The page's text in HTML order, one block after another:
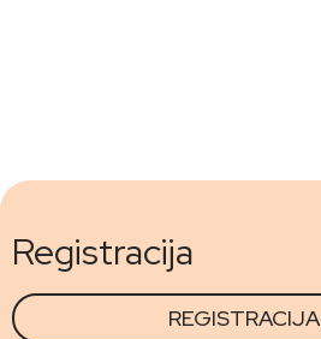
Registracija
REGISTRACIJA